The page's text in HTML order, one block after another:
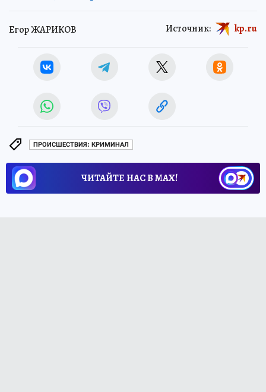
Егор ЖАРИКОВ Источник: kp.ru
ПРОИСШЕСТВИЯ: КРИМИНАЛ
ЧИТАЙТЕ НАС В МАХ!